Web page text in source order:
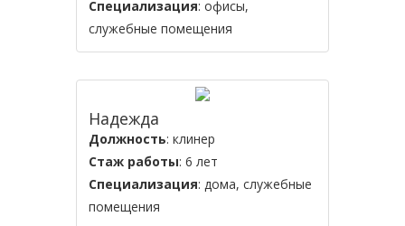
Специализация: офисы,
служебные помещения
Надежда
Должность: клинер
Стаж работы: 6 лет
Специализация: дома, служебные
помещения